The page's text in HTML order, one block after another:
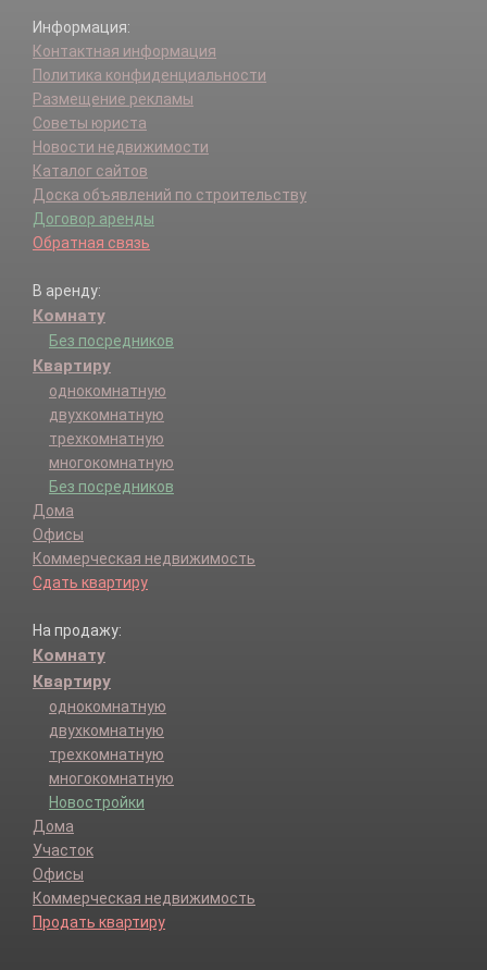
Информация:
Контактная информация
Политика конфиденциальности
Размещение рекламы
Советы юриста
Новости недвижимости
Каталог сайтов
Доска объявлений по строительству
Договор аренды
Обратная связь
В аренду:
Комнату
Без посредников
Квартиру
однокомнатную
двухкомнатную
трехкомнатную
многокомнатную
Без посредников
Дома
Офисы
Коммерческая недвижимость
Сдать квартиру
На продажу:
Комнату
Квартиру
однокомнатную
двухкомнатную
трехкомнатную
многокомнатную
Новостройки
Дома
Участок
Офисы
Коммерческая недвижимость
Продать квартиру